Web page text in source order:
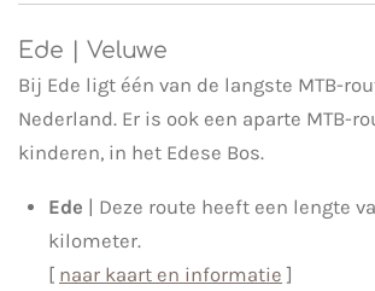
Ede | Veluwe
Bij Ede ligt één van de langste MTB-
Nederland. Er is ook een aparte MTB-
kinderen, in het Edese Bos.
Ede | Deze route heeft een lengte
kilometer.
[ naar kaart en informatie ]